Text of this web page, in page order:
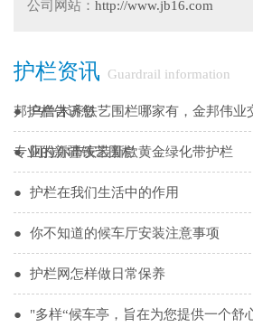
公司网站： http://www.jb16.com
护栏资讯 Guardrail information
● 怎么在新疆护栏厂家里购买到好的
邦护栏告诉您
● 乌鲁木齐铁艺围栏哪家有，金邦伟业
专业的新疆铁艺围栏
● 阿拉尔市安装新款黄金绿化带护栏
● 护栏在我们生活中的作用
● 你不知道的候车厅安装注意事项
● 护栏网怎样做日常保养
● "多样“候车亭，旨在为您提供一个舒